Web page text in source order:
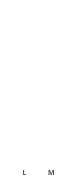
L
M